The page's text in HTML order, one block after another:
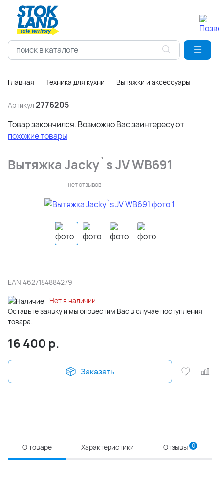
Главная Техника для кухни Вытяжки и аксессуары
Артикул 2776205
Товар закончился. Возможно Вас заинтересуют
похожие товары
Вытяжка Jacky`s JV WB691
нет отзывов
EAN:4627184884279
Нет в наличии
Оставьте заявку и мы оповестим Вас в случае поступления
товара.
16 400 р.
Заказать
О товаре Характеристики Отзывы 0